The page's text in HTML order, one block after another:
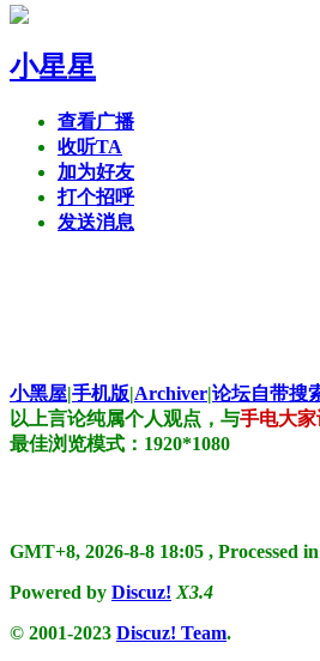
小星星
查看广播
收听TA
加为好友
打个招呼
发送消息
小黑屋|手机版|Archiver|论坛自带搜
以上言论纯属个人观点，与手电大家
最佳浏览模式：1920*1080
GMT+8, 2026-8-8 18:05 , Processed
Powered by Discuz! X3.4
© 2001-2023 Discuz! Team.